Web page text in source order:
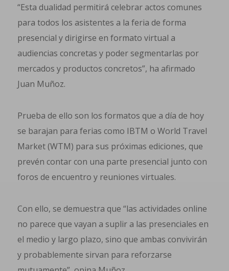
“Esta dualidad permitirá celebrar actos comunes
para todos los asistentes a la feria de forma
presencial y dirigirse en formato virtual a
audiencias concretas y poder segmentarlas por
mercados y productos concretos”, ha afirmado
Juan Muñoz.
Prueba de ello son los formatos que a día de hoy
se barajan para ferias como IBTM o World Travel
Market (WTM) para sus próximas ediciones, que
prevén contar con una parte presencial junto con
foros de encuentro y reuniones virtuales.
Con ello, se demuestra que “las actividades online
no parece que vayan a suplir a las presenciales en
el medio y largo plazo, sino que ambas convivirán
y probablemente sirvan para reforzarse